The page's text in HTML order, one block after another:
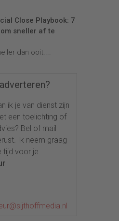
Close Playbook: 7
sneller af te
dan ooit....
ik je van dienst zijn
een toelichting of
Bel of mail
Ik neem graag
tijd voor je.